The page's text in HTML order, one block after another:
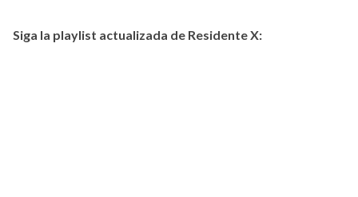
Siga la playlist actualizada de Residente X: